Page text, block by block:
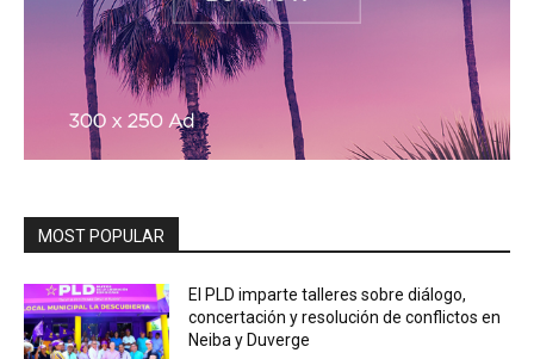
MOST POPULAR
El PLD imparte talleres sobre diálogo,
concertación y resolución de conflictos en
Neiba y Duverge